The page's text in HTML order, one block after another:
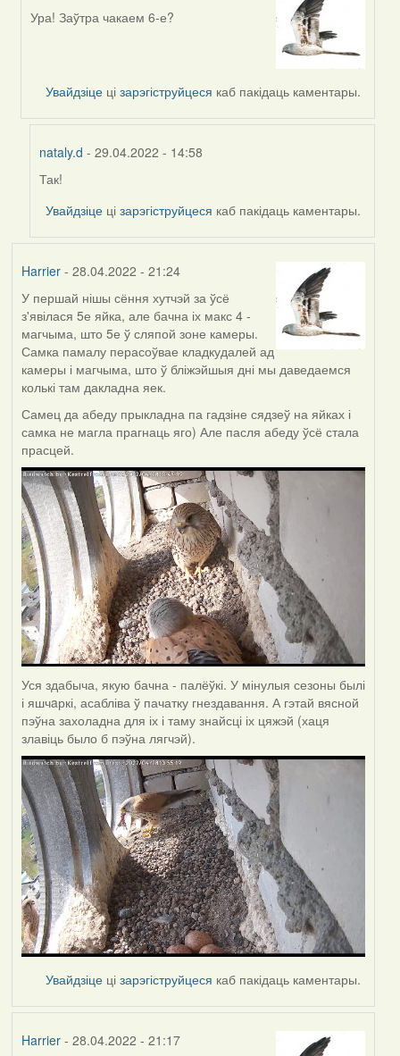
In
nataly.d
Ура! Заўтра чакаем 6-е?
Увайдзіце цізарэгіструйцеся каб пакідаць каментары.
nataly.d - 29.04.2022 - 14:58
In
reply
by
Так!
Увайдзіце цізарэгіструйцеся каб пакідаць каментары.
Harrier- 28.04.2022 - 21:24
У першай нішы сёння хутчэй за ўсё
з'явілася 5е яйка, але бачна іх макс 4 -
магчыма, што 5е ў сляпой зоне камеры.
Самка памалу перасоўвае кладкудалей ад
камеры і магчыма, што ў бліжэйшыя дні мы даведаемся
колькі там дакладна яек.
Самец да абеду прыкладна па гадзіне сядзеў на яйках і
самка не магла прагнаць яго) Але пасля абеду ўсё стала
прасцей.
Уся здабыча, якую бачна - палёўкі. У мінулыя сезоны былі
і яшчaркі, асабліва ў пачатку гнездавання. А гэтай вясной
пэўна захоладна для іх і таму знайсці іх цяжэй (хаця
злавіць было б пэўна лягчэй).
Увайдзіце цізарэгіструйцеся каб пакідаць каментары.
Harrier- 28.04.2022 - 21:17